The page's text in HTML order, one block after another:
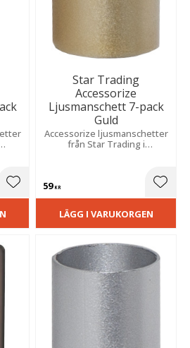
Lägg till i favoriter
Star Trading
Accessorize
Ljusmanschett 7-pack
Guld
Accessorize ljusmanschetter
från Star Trading i
59KR
LÄGG I VARUKORGEN